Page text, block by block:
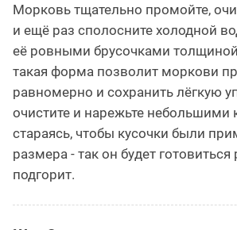
Морковь тщательно промойте,
и ещё раз сполосните холодной
её ровными брусочками
такая форма позволит моркови
равномерно и сохранить лёгкую
очистите и нарежьте небольшими
стараясь, чтобы кусочки были
размера - так он будет
подгорит.